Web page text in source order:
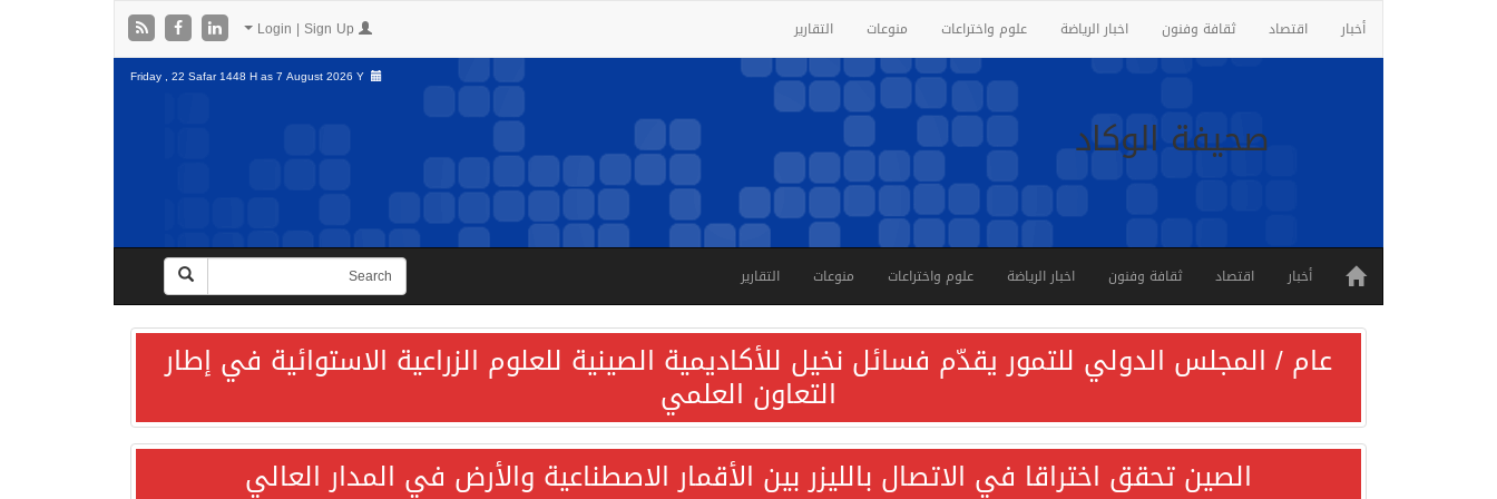
أخبار اقتصاد ثقافة وفنون اخبار الرياضة علوم واختراعات منوعات التقارير
صحيفة الوكاد
Friday , 22 Safar 1448 H as7 August 2026 Y
أخبار اقتصاد ثقافة وفنون اخبار الرياضة علوم واختراعات منوعات التقارير
عام / المجلس الدولي للتمور يقدّم فسائل نخيل للأكاديمية الصينية للعلوم الزراعية الاستوائية في إطار
التعاون العلمي
الصين تحقق اختراقا في الاتصال بالليزر بين الأقمار الاصطناعية والأرض في المدار العالي